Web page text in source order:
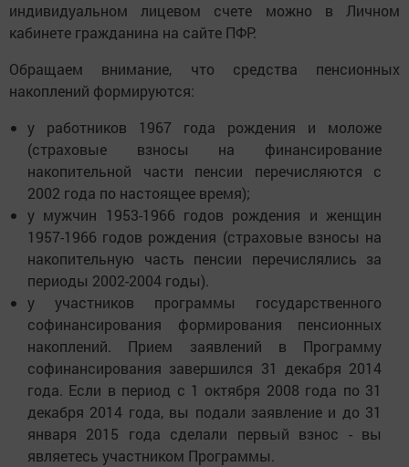
индивидуальном лицевом счете можно в Личном
кабинете гражданина на сайте ПФР.
Обращаем внимание, что средства пенсионных
накоплений формируются:
у работников 1967 года рождения и моложе
(страховые взносы на финансирование
накопительной части пенсии перечисляются с
2002 года по настоящее время);
у мужчин 1953-1966 годов рождения и женщин
1957-1966 годов рождения (страховые взносы на
накопительную часть пенсии перечислялись за
периоды 2002-2004 годы).
у участников программы государственного
софинансирования формирования пенсионных
накоплений. Прием заявлений в Программу
софинансирования завершился 31 декабря 2014
года. Если в период с 1 октября 2008 года по 31
декабря 2014 года, вы подали заявление и до 31
января 2015 года сделали первый взнос - вы
являетесь участником Программы.